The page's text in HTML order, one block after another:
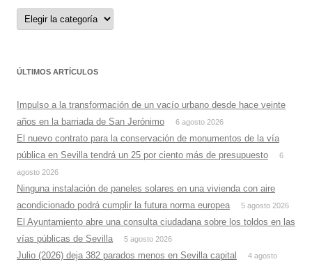
Categorias
ÚLTIMOS ARTÍCULOS
Impulso a la transformación de un vacío urbano desde hace veinte
años en la barriada de San Jerónimo
6 agosto 2026
El nuevo contrato para la conservación de monumentos de la vía
pública en Sevilla tendrá un 25 por ciento más de presupuesto
6
agosto 2026
Ninguna instalación de paneles solares en una vivienda con aire
acondicionado podrá cumplir la futura norma europea
5 agosto 2026
El Ayuntamiento abre una consulta ciudadana sobre los toldos en las
vías públicas de Sevilla
5 agosto 2026
Julio (2026) deja 382 parados menos en Sevilla capital
4 agosto